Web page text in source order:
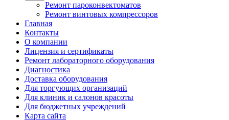
Ремонт пароконвектоматов
Ремонт винтовых компрессоров
Главная
Контакты
О компании
Лицензия и сертификаты
Ремонт лабораторного оборудования
Диагностика
Доставка оборудования
Для торгующих организаций
Для клиник и салонов красоты
Для бюджетных учреждений
Карта сайта